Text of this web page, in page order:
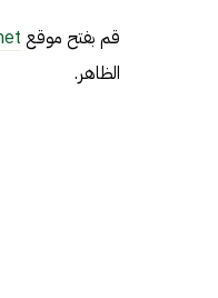
قم بفتح موقع
الظاهر.